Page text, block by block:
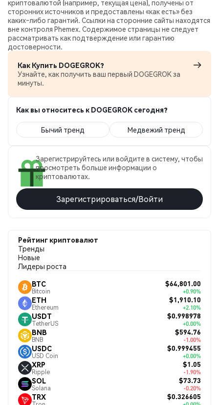
криптовалютой (например, текущая цена), получены от
сторонних источников и предоставлены «как есть» без
каких‑либо гарантий. Ссылки на сторонние сайты находятся
вне контроля Phemex. Содержимое страницы не следует
рассматривать как подтверждение или гарантию
достоверности.
Как Купить DOGEGROK?
Узнайте, как получить ваш первый DOGEGROK за
минуты.
Как вы относитесь к DOGEGROK сегодня?
Бычий тренд Медвежий тренд
Зарегистрируйтесь или войдите в систему, чтобы
просмотреть больше информации о
криптовалютах.
Зарегистрироваться/Войти
Рейтинг криптовалют
Тренды
Новые
Лидеры роста
BTC
Bitcoin
$64,801.00
+0.90%
ETH
Ethereum
$1,910.10
+2.10%
USDT
TetherUS
$0.998978
+0.00%
BNB
BNB
$594.76
-1.00%
USDC
USD Coin
$0.999455
+0.00%
XRP
Ripple
$1.05
-1.90%
SOL
Solana
$73.73
-0.20%
TRX $0.326605